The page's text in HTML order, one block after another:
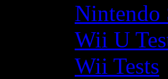
Nintendo
Wii U
Wii Tests